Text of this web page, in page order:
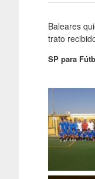
Baleares
trato
SP para